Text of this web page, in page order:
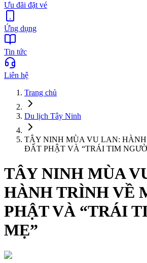
Ưu đãi đặt vé
Ứng dụng
Tin tức
Liên hệ
Trang chủ
Du lịch Tây Ninh
TÂY NINH MÙA VU LAN:
ĐẤT PHẬT VÀ “TRÁI TIM
TÂY NINH MÙA
HÀNH TRÌNH VỀ
PHẬT VÀ “TRÁI
MẸ”